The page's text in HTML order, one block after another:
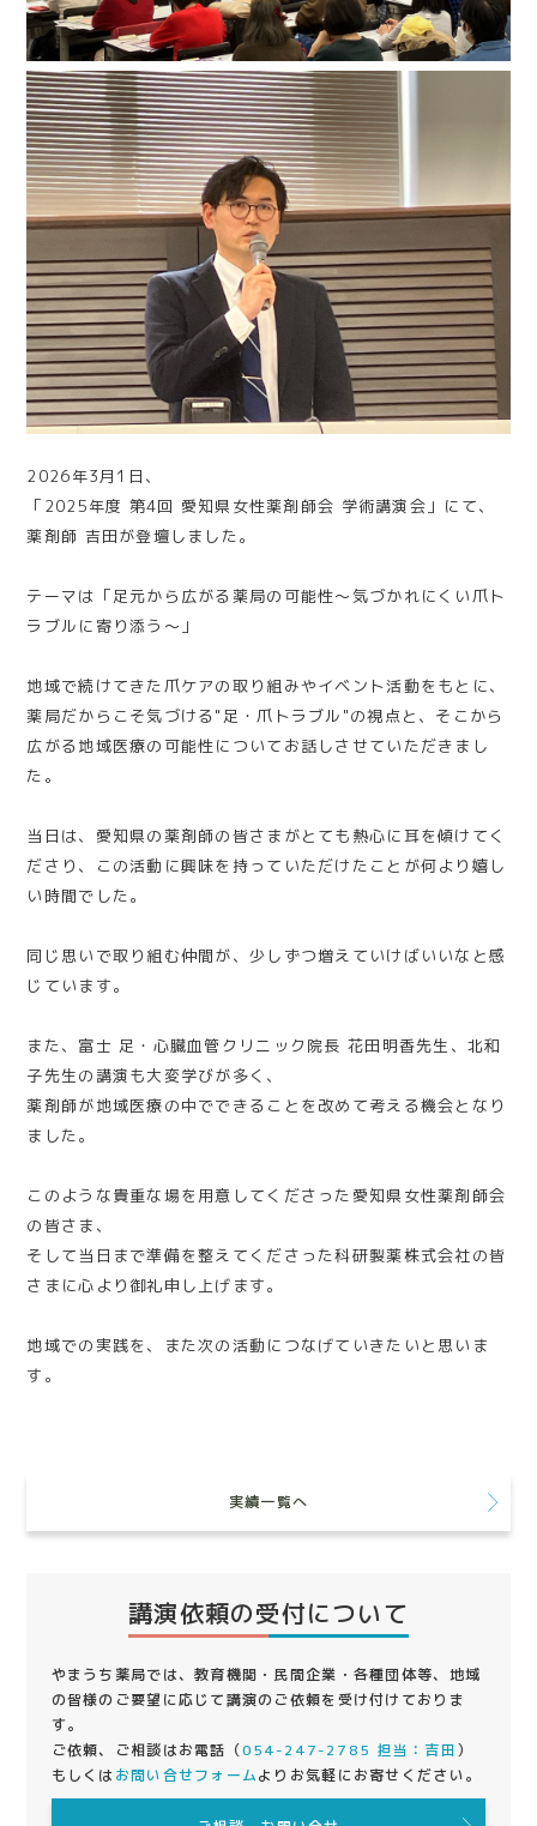
2026年3月1日、
「2025年度 第4回 愛知県女性薬剤師会 学術講演会」にて、
薬剤師 吉田が登壇しました。
テーマは「足元から広がる薬局の可能性〜気づかれにくい爪ト
ラブルに寄り添う〜」
地域で続けてきた爪ケアの取り組みやイベント活動をもとに、
薬局だからこそ気づける"足・爪トラブル"の視点と、そこから
広がる地域医療の可能性についてお話しさせていただきまし
た。
当日は、愛知県の薬剤師の皆さまがとても熱心に耳を傾けてく
ださり、この活動に興味を持っていただけたことが何より嬉し
い時間でした。
同じ思いで取り組む仲間が、少しずつ増えていけばいいなと感
じています。
また、富士 足・心臓血管クリニック院長 花田明香先生、北和
子先生の講演も大変学びが多く、
薬剤師が地域医療の中でできることを改めて考える機会となり
ました。
このような貴重な場を用意してくださった愛知県女性薬剤師会
の皆さま、
そして当日まで準備を整えてくださった科研製薬株式会社の皆
さまに心より御礼申し上げます。
地域での実践を、また次の活動につなげていきたいと思いま
す。
実績一覧へ
講演依頼の受付について
やまうち薬局では、教育機関・民間企業・各種団体等、地域
の皆様のご要望に応じて講演のご依頼を受け付けておりま
す。
ご依頼、ご相談はお電話（054-247-2785 担当：吉田）
もしくは お問い合せフォームよりお気軽にお寄せください。